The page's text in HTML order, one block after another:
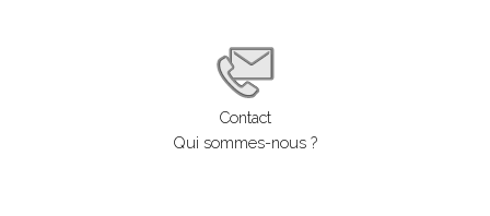
Contact
Qui sommes-nous ?